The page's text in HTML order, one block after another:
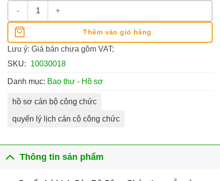
Quyển Lý Lịch Cán Bộ Công Chức số lượng
Thêm vào giỏ hàng
Lưu ý: Giá bán chưa gồm VAT;
SKU:
10030018
Danh mục: Bao thư - Hồ sơ
hồ sơ cán bộ công chức
quyển lý lịch cán cộ công chức
Thông tin sản phẩm